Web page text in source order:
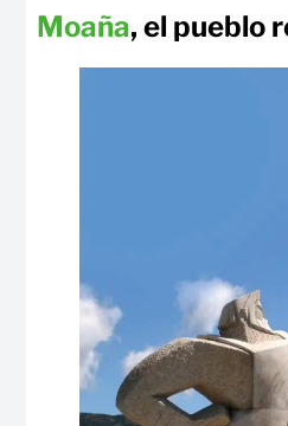
Moaña, el pueblo